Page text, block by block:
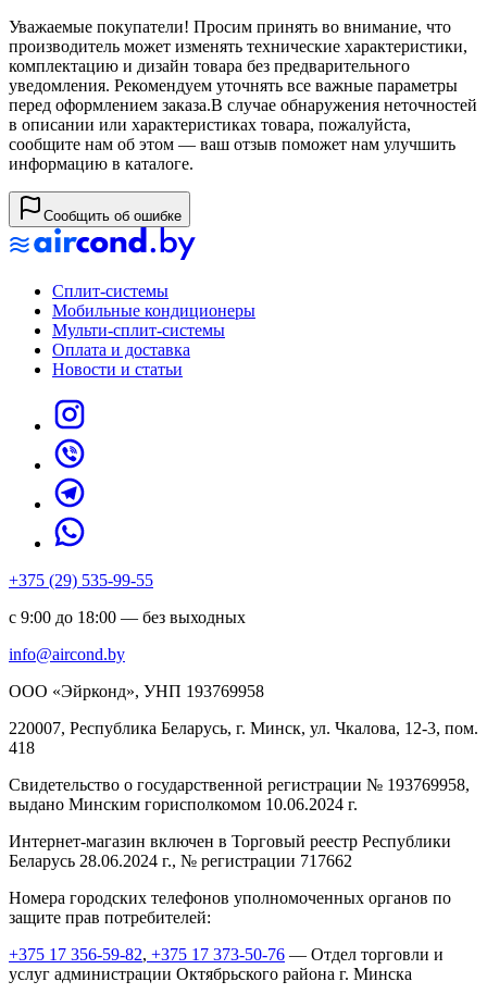
Уважаемые покупатели! Просим принять во внимание, что
производитель может изменять технические характеристики,
комплектацию и дизайн товара без предварительного
уведомления. Рекомендуем уточнять все важные параметры
перед оформлением заказа.В случае обнаружения неточностей
в описании или характеристиках товара, пожалуйста,
сообщите нам об этом — ваш отзыв поможет нам улучшить
информацию в каталоге.
Сообщить об ошибке
Сплит-системы
Мобильные кондиционеры
Мульти-сплит-системы
Оплата и доставка
Новости и статьи
+375 (29) 535-99-55
с 9:00 до 18:00 — без выходных
info@aircond.by
ООО «Эйрконд», УНП 193769958
220007, Республика Беларусь, г. Минск, ул. Чкалова, 12-3, пом.
418
Cвидетельство о государственной регистрации № 193769958,
выдано Минским горисполкомом 10.06.2024 г.
Интернет-магазин включен в Торговый реестр Республики
Беларусь 28.06.2024 г., № регистрации 717662
Номера городских телефонов уполномоченных органов по
защите прав потребителей:
+375 17 356-59-82, +375 17 373-50-76 — Отдел торговли и
услуг администрации Октябрьского района г. Минска